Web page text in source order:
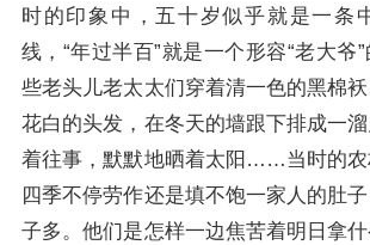
时的印象中，五十岁似乎就是一条
线，“年过半百”就是一个形容“老大爷
些老头儿老太太们穿着清一色的黑棉
花白的头发，在冬天的墙跟下排成一
着往事，默默地晒着太阳……当时的农
四季不停劳作还是填不饱一家人的肚
子多。他们是怎样一边焦苦着明日拿